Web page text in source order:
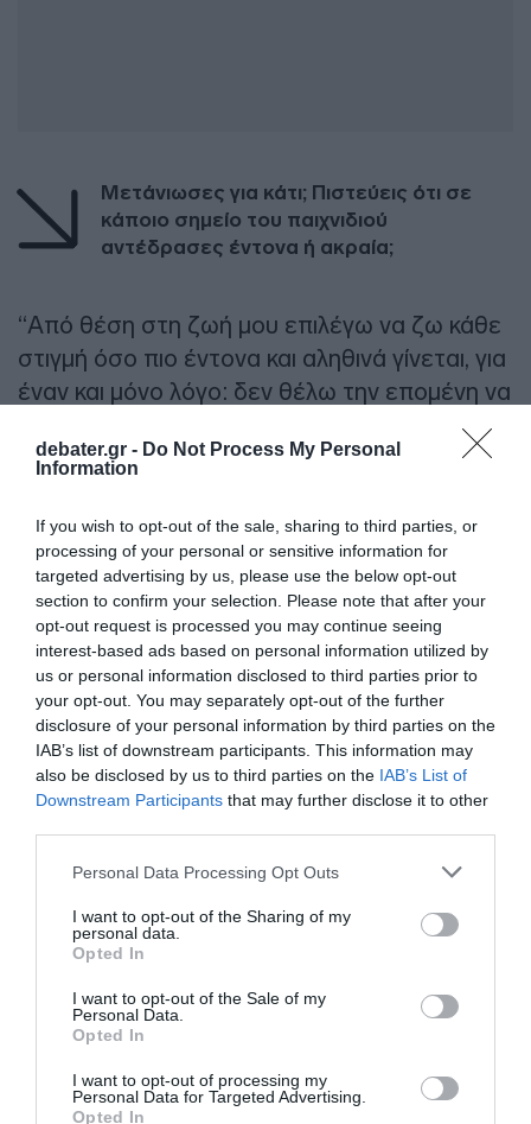
debater.gr - Do Not Process My Personal
Information
If you wish to opt-out of the sale, sharing to third parties, or
processing of your personal or sensitive information for
targeted advertising by us, please use the below opt-out
section to confirm your selection. Please note that after your
opt-out request is processed you may continue seeing
interest-based ads based on personal information utilized by
us or personal information disclosed to third parties prior to
your opt-out. You may separately opt-out of the further
disclosure of your personal information by third parties on the
IAB’s list of downstream participants. This information may
also be disclosed by us to third parties on the IAB’s List of
Downstream Participants that may further disclose it to other
Please note that this website/app uses one or more Google
not limited to your visit or usage behaviour. You may click to
grant or deny consent to Google and its third-party tags to
use your data for below specified purposes in below Google
consent section.
Personal Data Processing Opt Outs
I want to opt-out of the Sharing of my
personal data.
Opted In
I want to opt-out of the Sale of my
Personal Data.
Opted In
I want to opt-out of processing my
Personal Data for Targeted Advertising.
Opted In
Mετάνιωσες για κάτι; Πιστεύεις ότι σε
κάποιο σημείο του παιχνιδιού
αντέδρασες έντονα ή ακραία;
“Από θέση στη ζωή μου επιλέγω να ζω κάθε
στιγμή όσο πιο έντονα και αληθινά γίνεται, για
έναν και μόνο λόγο: δεν θέλω την επομένη να
κοιτάξω τον εαυτό μου στον καθρέφτη και να
του πω «έκανες λάθος εκεί και πρέπει να το
όχι για να βρω φίλους, αλλά για να δοκιμάσω
τα όριά μου. Πιστεύω πως για όσα κάνουμε
στη ζωή πρέπει να υπάρχει ένας καλός λόγος.
Ο δικός μου ο λόγος, εν προκειμένω, ήταν να
δω πόσο δυνατός μπορούσα να βγω μέσα
από αυτή τη διαδικασία”.
Θα επιμείνω στην ερώτησή μου:
Μετάνιωσες για κάτι;
“Με δεδομένο πως μιλάμε για ένα παιχνίδι
ακραίο –όπου ναι, ίσως να λειτούργησα κι
εγώ λίγο ακραία κάποιες φορές
να πω ότι μετάνιωσα εκατό τοις εκατό. Διότι
είδα και ο ίδιος πτυχές του χαρακτήρα μου
που δεν γνώριζα. Όλα στη ζωή έχουν να
κάνουν και με το περιβάλλον στο οποίο